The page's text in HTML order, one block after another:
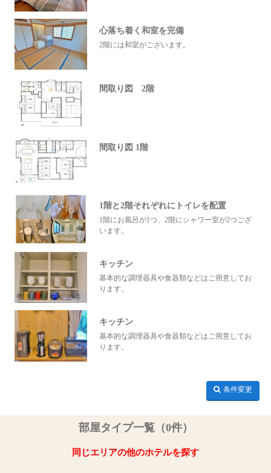
心落ち着く和室を完備
2階には和室がございます。
間取り図 2階
間取り図 1階
1階と2階それぞれにトイレを配置
1階にお風呂が1つ、2階にシャワー室が2つござ
います。
キッチン
基本的な調理器具や食器類などはご用意してお
ります。
キッチン
基本的な調理器具や食器類などはご用意してお
ります。
条件変更
部屋タイプ一覧（0件）
同じエリアの他のホテルを探す